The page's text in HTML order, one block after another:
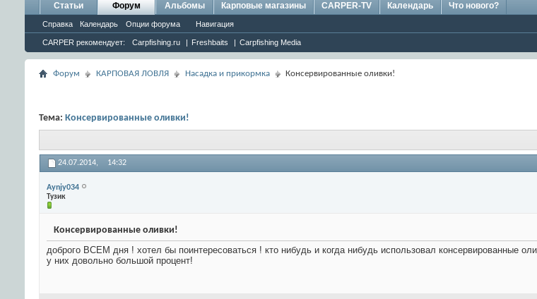
Статьи Форум
Справка Календарь Опции форума Навигация
CARPER рекомендует: Carpfishing.ru | Freshbaits | Carpfishing Media
Альбомы Карповые магазины CARPER-TV Календарь Что нового?
Форум КАРПОВАЯ ЛОВЛЯ Насадка и прикормка Консервированные оливки!
Тема: Консервированные оливки!
24.07.2014, 14:32
Aynjy034
Тузик
Консервированные оливки!
доброго ВСЕМ дня ! хотел бы поинтересоваться ! кто нибудь и когда нибудь использовал консервированные
у них довольно большой процент!